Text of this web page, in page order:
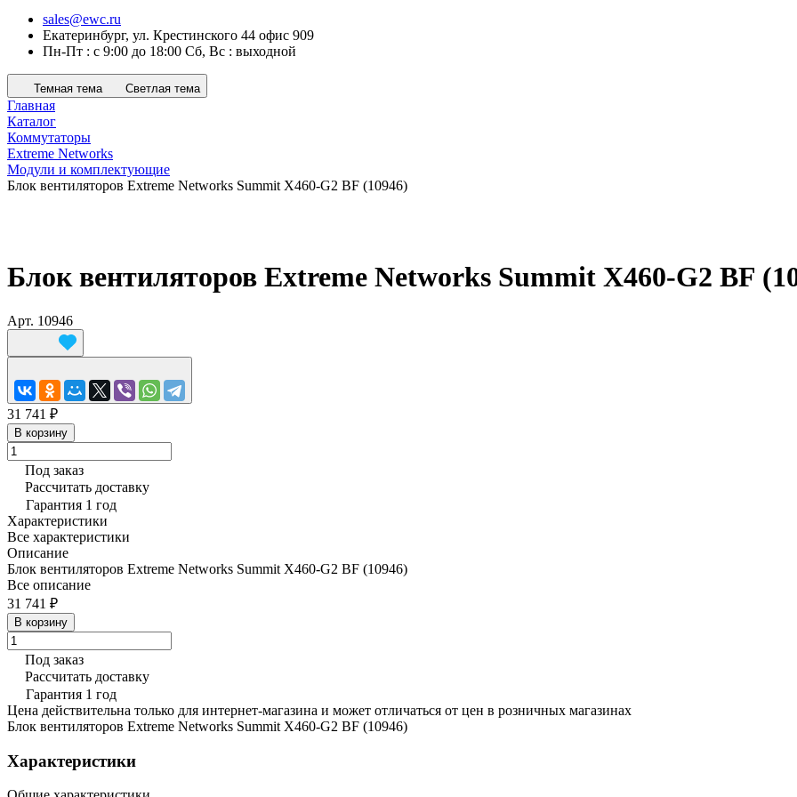
sales@ewc.ru
Екатеринбург, ул. Крестинского 44 офис 909
Пн-Пт : с 9:00 до 18:00 Сб, Вс : выходной
Темная тема Светлая тема
Главная
Каталог
Коммутаторы
Extreme Networks
Модули и комплектующие
Блок вентиляторов Extreme Networks Summit X460-G2 BF (10946)
Блок вентиляторов Extreme Networks Summit X460-G2 BF
Арт. 10946
31 741 ₽
В корзину
Под заказ
Рассчитать доставку
Гарантия 1 год
Характеристики
Все характеристики
Описание
Блок вентиляторов Extreme Networks Summit X460-G2 BF (10946)
Все описание
31 741 ₽
В корзину
Под заказ
Рассчитать доставку
Гарантия 1 год
Цена действительна только для интернет-магазина и может отличаться от цен в розничных магазинах
Блок вентиляторов Extreme Networks Summit X460-G2 BF (10946)
Характеристики